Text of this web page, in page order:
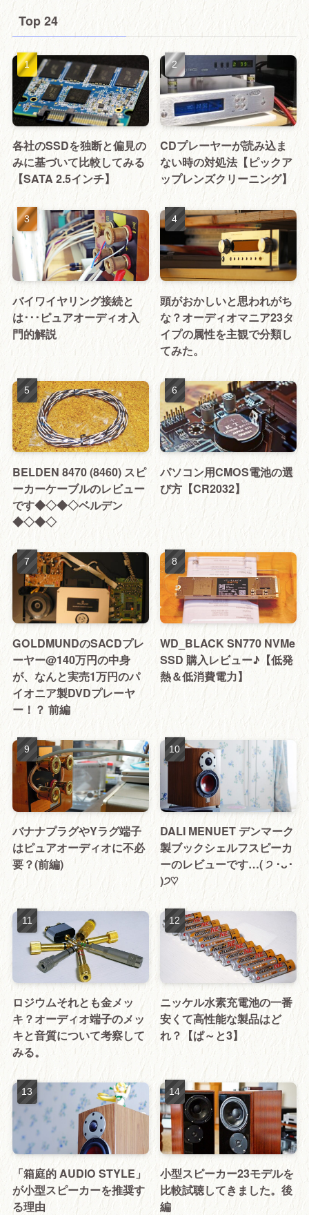
Top 24
各社のSSDを独断と偏見の
みに基づいて比較してみる
【SATA 2.5インチ】
CDプレーヤーが読み込ま
ない時の対処法【ピックア
ップレンズクリーニング】
バイワイヤリング接続と
は･･･ピュアオーディオ入
門的解説
頭がおかしいと思われがち
な？オーディオマニア23タ
イプの属性を主観で分類し
てみた。
BELDEN 8470 (8460) スピ
ーカーケーブルのレビュー
です◆◇◆◇ベルデン
◆◇◆◇
パソコン用CMOS電池の選
び方【CR2032】
GOLDMUNDのSACDプレ
ーヤー@140万円の中身
が、なんと実売1万円のパ
イオニア製DVDプレーヤ
ー！？ 前編
WD_BLACK SN770 NVMe
SSD 購入レビュー♪【低発
熱＆低消費電力】
バナナプラグやYラグ端子
はピュアオーディオに不必
要？(前編)
DALI MENUET デンマーク
製ブックシェルフスピーカ
ーのレビューです…( ੭ ･ᴗ･
)੭♡
ロジウムそれとも金メッ
キ？オーディオ端子のメッ
キと音質について考察して
みる。
ニッケル水素充電池の一番
安くて高性能な製品はど
れ？【ぱ～と3】
「箱庭的 AUDIO STYLE」
が小型スピーカーを推奨す
る理由
小型スピーカー23モデルを
比較試聴してきました。後
編